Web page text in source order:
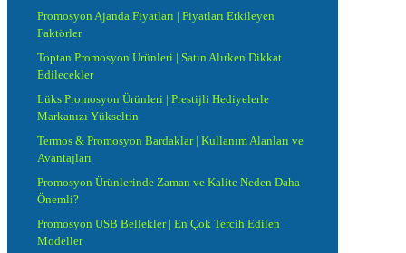
Promosyon Ajanda Fiyatları | Fiyatları Etkileyen
Faktörler
Toptan Promosyon Ürünleri | Satın Alırken Dikkat
Edilecekler
Lüks Promosyon Ürünleri | Prestijli Hediyelerle
Markanızı Yükseltin
Termos & Promosyon Bardaklar | Kullanım Alanları ve
Avantajları
Promosyon Ürünlerinde Zaman ve Kalite Neden Daha
Önemli?
Promosyon USB Bellekler | En Çok Tercih Edilen
Modeller